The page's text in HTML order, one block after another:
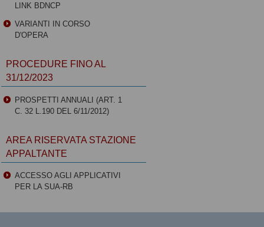
LINK BDNCP
VARIANTI IN CORSO
D'OPERA
PROCEDURE FINO AL
31/12/2023
PROSPETTI ANNUALI (ART. 1
C. 32 L.190 DEL 6/11/2012)
AREA RISERVATA STAZIONE
APPALTANTE
ACCESSO AGLI APPLICATIVI
PER LA SUA-RB